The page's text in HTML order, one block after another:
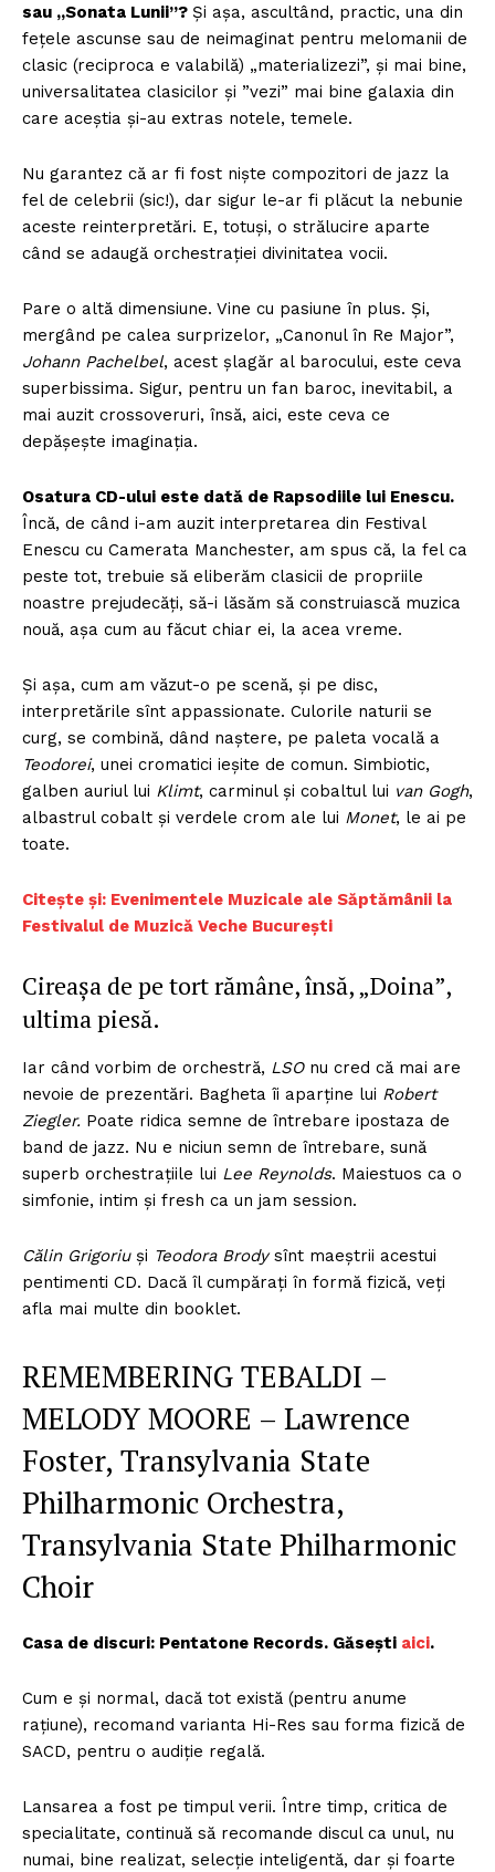
sau „Sonata Lunii”? Și așa, ascultând, practic, una din
fețele ascunse sau de neimaginat pentru melomanii de
clasic (reciproca e valabilă) „materializezi”, și mai bine,
universalitatea clasicilor și ”vezi” mai bine galaxia din
care aceștia și-au extras notele, temele.
Nu garantez că ar fi fost niște compozitori de jazz la
fel de celebrii (sic!), dar sigur le-ar fi plăcut la nebunie
aceste reinterpretări. E, totuși, o strălucire aparte
când se adaugă orchestrației divinitatea vocii.
Pare o altă dimensiune. Vine cu pasiune în plus. Și,
mergând pe calea surprizelor, „Canonul în Re Major”,
Johann Pachelbel, acest șlagăr al barocului, este ceva
superbissima. Sigur, pentru un fan baroc, inevitabil, a
mai auzit crossoveruri, însă, aici, este ceva ce
depășește imaginația.
Osatura CD-ului este dată de Rapsodiile lui Enescu.
Încă, de când i-am auzit interpretarea din Festival
Enescu cu Camerata Manchester, am spus că, la fel ca
peste tot, trebuie să eliberăm clasicii de propriile
noastre prejudecăți, să-i lăsăm să construiască muzica
nouă, așa cum au făcut chiar ei, la acea vreme.
Și așa, cum am văzut-o pe scenă, și pe disc,
interpretările sînt appassionate. Culorile naturii se
curg, se combină, dând naștere, pe paleta vocală a
Teodorei, unei cromatici ieșite de comun. Simbiotic,
galben auriul lui Klimt, carminul și cobaltul lui van Gogh,
albastrul cobalt și verdele crom ale lui Monet, le ai pe
toate.
Citește și: Evenimentele Muzicale ale Săptămânii la
Festivalul de Muzică Veche București
Cireașa de pe tort rămâne, însă, „Doina”,
ultima piesă.
Iar când vorbim de orchestră, LSOnu cred că mai are
nevoie de prezentări. Bagheta îi aparține lui Robert
Ziegler. Poate ridica semne de întrebare ipostaza de
band de jazz. Nu e niciun semn de întrebare, sună
superb orchestrațiile lui Lee Reynolds. Maiestuos ca o
simfonie, intim și fresh ca un jam session.
Călin Grigoriuși Teodora Brodysînt maeștrii acestui
pentimenti CD. Dacă îl cumpărați în formă fizică, veți
afla mai multe din booklet.
REMEMBERING TEBALDI –
MELODY MOORE – Lawrence
Foster, Transylvania State
Philharmonic Orchestra,
Transylvania State Philharmonic
Choir
Casa de discuri: Pentatone Records. Găsești aici.
Cum e și normal, dacă tot există (pentru anume
rațiune), recomand varianta Hi-Res sau forma fizică de
SACD, pentru o audiție regală.
Lansarea a fost pe timpul verii. Între timp, critica de
specialitate, continuă să recomande discul ca unul, nu
numai, bine realizat, selecție inteligentă, dar și foarte